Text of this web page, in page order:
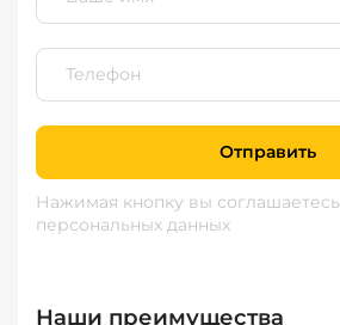
Отправить
Нажимая кнопку вы соглашаетесь
персональных данных
Наши преимущества